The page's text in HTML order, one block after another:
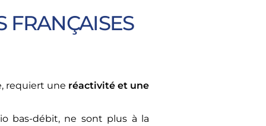
FRANÇAISES
requiert une réactivité et une
bas-débit, ne sont plus à la